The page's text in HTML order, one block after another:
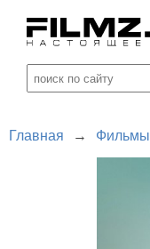
Главная → Фильмы